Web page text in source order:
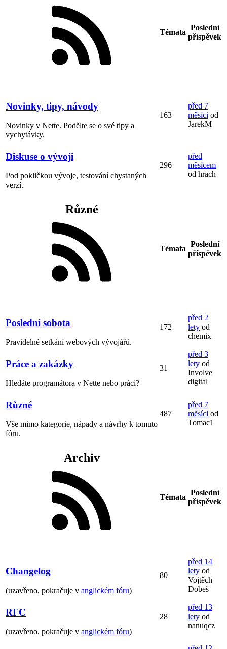
Témata
Poslední
příspěvek
Novinky, tipy, návody
Novinky v Nette. Podělte se o své tipy a
vychytávky.
163
před 7
měsíci od
JarekM
Diskuse o vývoji
Pod pokličkou vývoje, testování chystaných
verzí.
296
před
měsícem
od hrach
Různé
Témata
Poslední
příspěvek
Poslední sobota
Pravidelné setkání webových vývojářů.
172
před 2
lety od
chemix
Práce a zakázky
Hledáte programátora v Nette nebo práci?
31
před 3
lety od
Involve
digital
Různé
Vše mimo kategorie, nápady a návrhy k tomuto
fóru.
487
před 7
měsíci od
Tomac1
Archiv
Témata
Poslední
příspěvek
Changelog
(uzavřeno, pokračuje v anglickém fóru)
80
před 14
lety od
Vojtěch
Dobeš
RFC
(uzavřeno, pokračuje v anglickém fóru)
28
před 13
lety od
nanuqcz